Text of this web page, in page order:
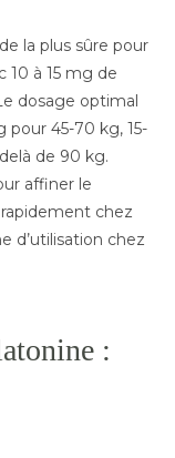
la plus sûre pour
10 à 15 mg de
dosage optimal
pour 45-70 kg, 15-
de 90 kg.
affiner le
chez
d’utilisation chez
: